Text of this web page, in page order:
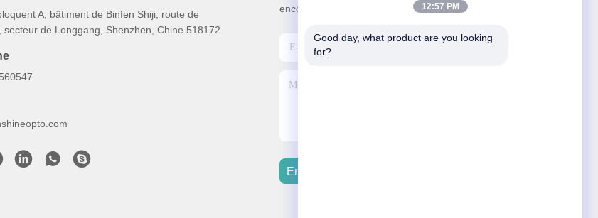
A, bâtiment de Binfen Shiji, route de
secteur de Longgang, Shenzhen, Chine 518172
encore.
Envoyer Un Courriel
12:57 PM
Good day, what product are you looking
for?